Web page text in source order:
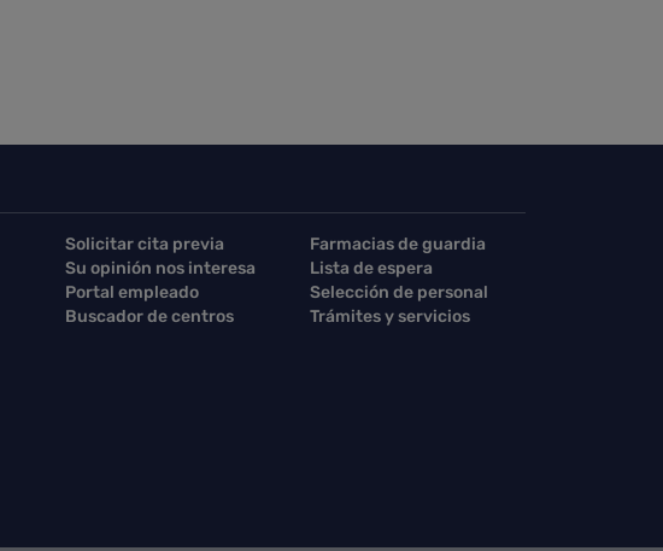
Solicitar cita previa
Farmacias de guardia
Su opinión nos interesa
Lista de espera
Portal empleado
Selección de personal
Buscador de centros Trámites y servicios